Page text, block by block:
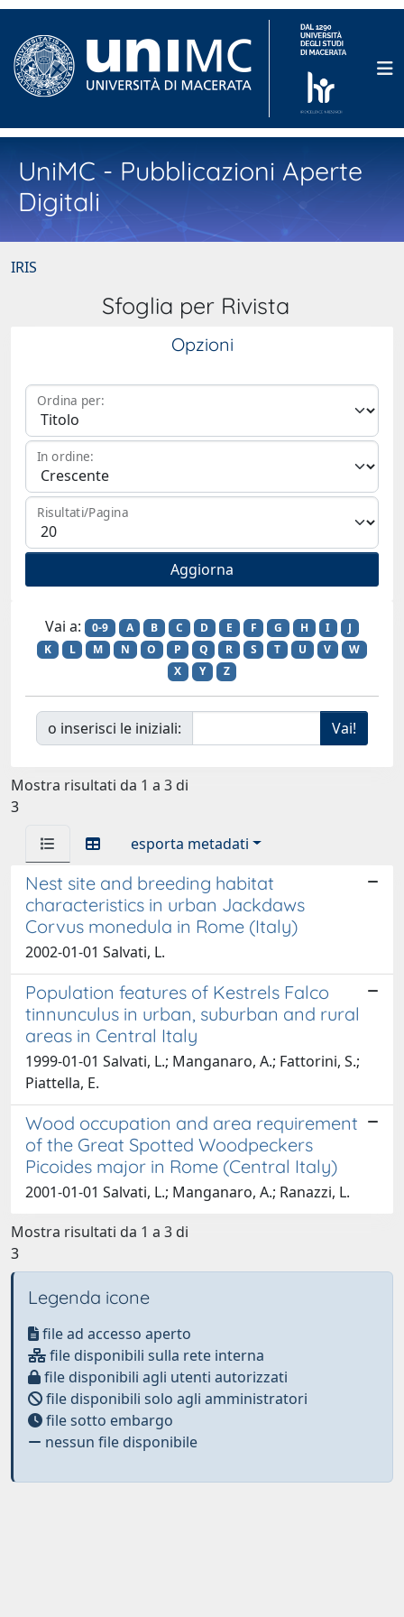
UniMC - Pubblicazioni Aperte
Digitali
IRIS
Sfoglia per Rivista
Opzioni
Ordina per:
In ordine:
Risultati/Pagina
Vai a: 0-9 A B C D E F G H I
J
K
L M N O P Q R S T U V
W
X
Y Z
o inserisci le iniziali:
Mostra risultati da 1 a 3 di
3
esporta metadati
Nest site and breeding habitat
characteristics in urban Jackdaws
Corvus monedula in Rome (Italy)
2002-01-01 Salvati, L.
Population features of Kestrels Falco
tinnunculus in urban, suburban and rural
areas in Central Italy
1999-01-01 Salvati, L.; Manganaro, A.; Fattorini, S.;
Piattella, E.
Wood occupation and area requirement
of the Great Spotted Woodpeckers
Picoides major in Rome (Central Italy)
2001-01-01 Salvati, L.; Manganaro, A.; Ranazzi, L.
Mostra risultati da 1 a 3 di
3
Legenda icone
file ad accesso aperto
file disponibili sulla rete interna
file disponibili agli utenti autorizzati
file disponibili solo agli amministratori
file sotto embargo
nessun file disponibile